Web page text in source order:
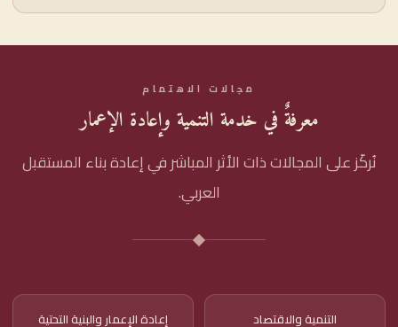
مجالات الاهتمام
معرفةٌ في خدمة التنمية وإعادة الإعمار
نُركّز على المجالات ذات الأثر المباشر في إعادة بناء المستقبل
العربي.
التنمية والاقتصاد إعادة الإعمار والبنية التحتية